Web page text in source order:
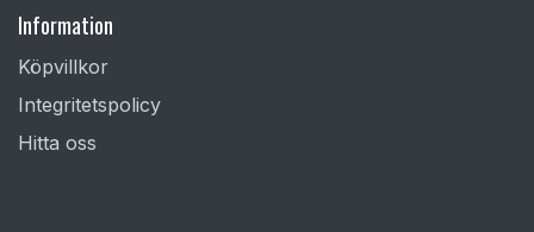
Information
Köpvillkor
Integritetspolicy
Hitta oss